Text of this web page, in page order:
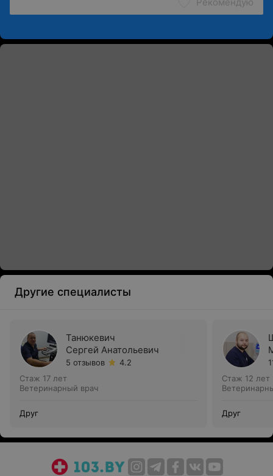
Другие специалисты
Танюкевич
Сергей Анатольевич
5 отзывов
4.2
Стаж 17 лет
Ветеринарный врач
Друг
Стаж 12 лет
Друг